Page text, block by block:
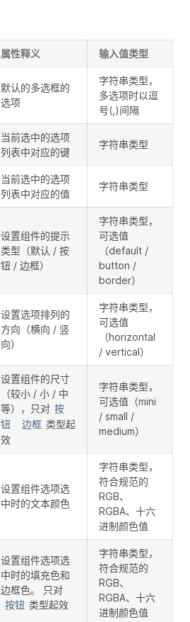
属性释义 输入值类型
默认的多选框的
选项
字符串类型，
多选项时以逗
号(,)间隔
当前选中的选项
列表中对应的键
字符串类型
当前选中的选项
列表中对应的值
字符串类型
设置组件的提示
类型（默认 / 按
钮 / 边框）
字符串类型，
可选值
（default /
button /
border）
设置选项排列的
方向（横向 / 竖
向）
字符串类型，
可选值
（horizontal
/ vertical）
设置组件的尺寸
（较小 / 小 / 中
等），只对 按
钮
边框 类型起
效
字符串类型，
可选值（mini
/ small /
medium）
设置组件选项选
中时的文本颜色
字符串类型，
符合规范的
RGB、
RGBA、十六
进制颜色值
设置组件选项选
中时的填充色和
边框色。 只对
按钮 类型起效
字符串类型，
符合规范的
RGB、
RGBA、十六
进制颜色值